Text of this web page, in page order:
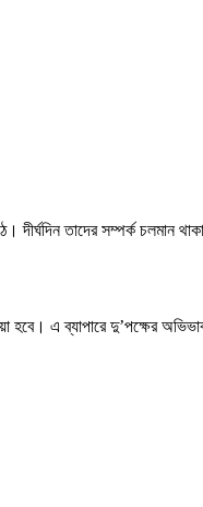
তাদের সম্পর্ক চলমান
হবে। এ ব্যাপারে দু’পক্ষের